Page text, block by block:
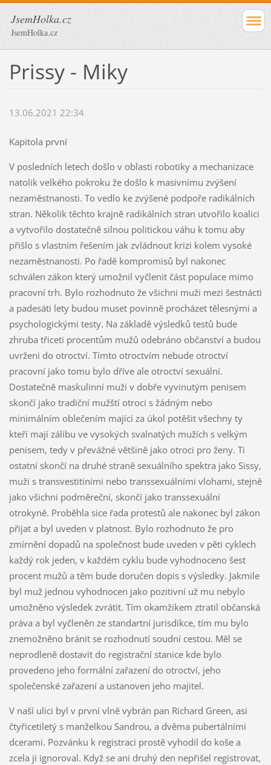
JsemHolka.cz
JsemHolka.cz
Prissy - Miky
13.06.2021 22:34
Kapitola první
V posledních letech došlo v oblasti robotiky a mechanizace
natolik velkého pokroku že došlo k masivnímu zvýšení
nezaměstnanosti. To vedlo ke zvýšené podpoře radikálních
stran. Několik těchto krajně radikálních stran utvořilo koalici
a vytvořilo dostatečně silnou politickou váhu k tomu aby
přišlo s vlastním řešením jak zvládnout krizi kolem vysoké
nezaměstnanosti. Po řadě kompromisů byl nakonec
schválen zákon který umožnil vyčlenit část populace mimo
pracovní trh. Bylo rozhodnuto že všichni muži mezi šestnácti
a padesáti lety budou muset povinně procházet tělesnými a
psychologickými testy. Na základě výsledků testů bude
zhruba třiceti procentům mužů odebráno občanství a budou
uvrženi do otroctví. Tímto otroctvím nebude otroctví
pracovní jako tomu bylo dříve ale otroctví sexuální.
Dostatečně maskulinní muži v dobře vyvinutým penisem
skončí jako tradiční mužští otroci s žádným nebo
minimálním oblečením mající za úkol potěšit všechny ty
kteří mají zálibu ve vysokých svalnatých mužích s velkým
penisem, tedy v převážné většině jako otroci pro ženy. Ti
ostatní skončí na druhé straně sexuálního spektra jako Sissy,
muži s transvestitiními nebo transsexuálními vlohami, stejně
jako všichni podměreční, skončí jako transsexuální
otrokyně. Proběhla sice řada protestů ale nakonec byl zákon
přijat a byl uveden v platnost. Bylo rozhodnuto že pro
zmírnění dopadů na společnost bude uveden v pěti cyklech
každý rok jeden, v každém cyklu bude vyhodnoceno šest
procent mužů a těm bude doručen dopis s výsledky. Jakmile
byl muž jednou vyhodnocen jako pozitivní už mu nebylo
umožněno výsledek zvrátit. Tím okamžikem ztratil občanská
práva a byl vyčleněn ze standartní jurisdikce, tím mu bylo
znemožněno bránit se rozhodnutí soudní cestou. Měl se
neprodleně dostavit do registrační stanice kde bylo
provedeno jeho formální zařazení do otroctví, jeho
společenské zařazení a ustanoven jeho majitel.
V naší ulici byl v první vlně vybrán pan Richard Green, asi
čtyřicetiletý s manželkou Sandrou, a dvěma pubertálními
dcerami. Pozvánku k registraci prostě vyhodil do koše a
zcela ji ignoroval. Když se ani druhý den nepřišel registrovat,